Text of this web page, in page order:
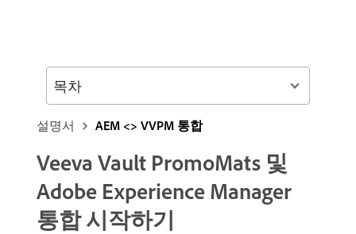
설명서 AEM <> VVPM 통합
Veeva Vault PromoMats 및
Adobe Experience Manager
통합 시작하기
목차